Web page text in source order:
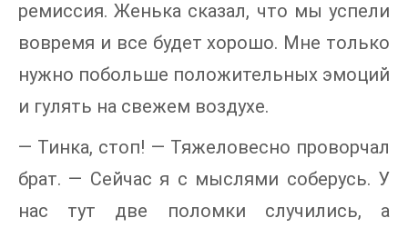
ремиссия. Женька сказал, что мы успели
вовремя и все будет хорошо. Мне только
нужно побольше положительных эмоций
и гулять на свежем воздухе.
— Тинка, стоп! — Тяжеловесно проворчал
брат. — Сейчас я с мыслями соберусь. У
нас тут две поломки случились, а